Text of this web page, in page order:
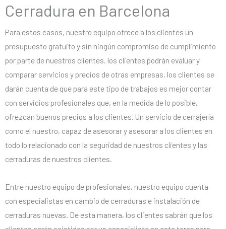
Cerradura en Barcelona
Para estos casos, nuestro equipo ofrece a los clientes un
presupuesto gratuito y sin ningún compromiso de cumplimiento
por parte de nuestros clientes. los clientes podrán evaluar y
comparar servicios y precios de otras empresas. los clientes se
darán cuenta de que para este tipo de trabajos es mejor contar
con servicios profesionales que, en la medida de lo posible,
ofrezcan buenos precios a los clientes. Un servicio de cerrajería
como el nuestro, capaz de asesorar y asesorar a los clientes en
todo lo relacionado con la seguridad de nuestros clientes y las
cerraduras de nuestros clientes.
Entre nuestro equipo de profesionales, nuestro equipo cuenta
con especialistas en cambio de cerraduras e instalación de
cerraduras nuevas. De esta manera, los clientes sabrán que los